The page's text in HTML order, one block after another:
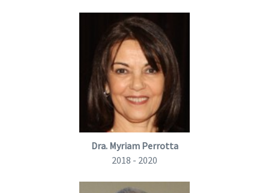
Dra. Myriam Perrotta
2018 - 2020